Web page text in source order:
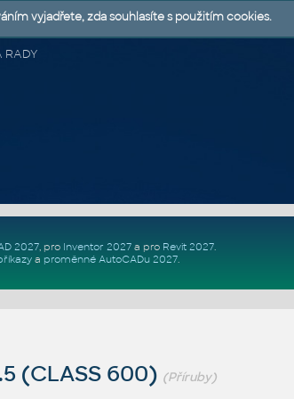
RADY
2027, pro Inventor 2027a pro Revit 2027.
a proměnné AutoCADu 2027.
(CLASS 600) (Příruby)
vyjadřete, zda souhlasíte s použitím cookies.